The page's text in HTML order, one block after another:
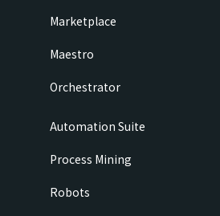
Marketplace
Maestro
Orchestrator
Automation Suite
Process Mining
Robots